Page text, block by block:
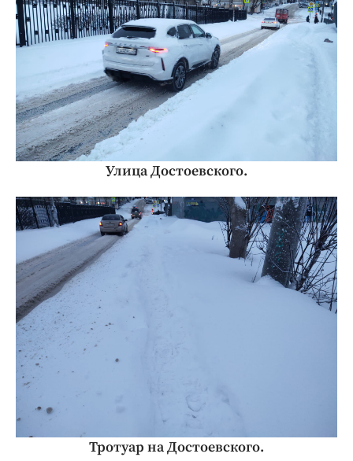
Улица Достоевского.
Тротуар на Достоевского.